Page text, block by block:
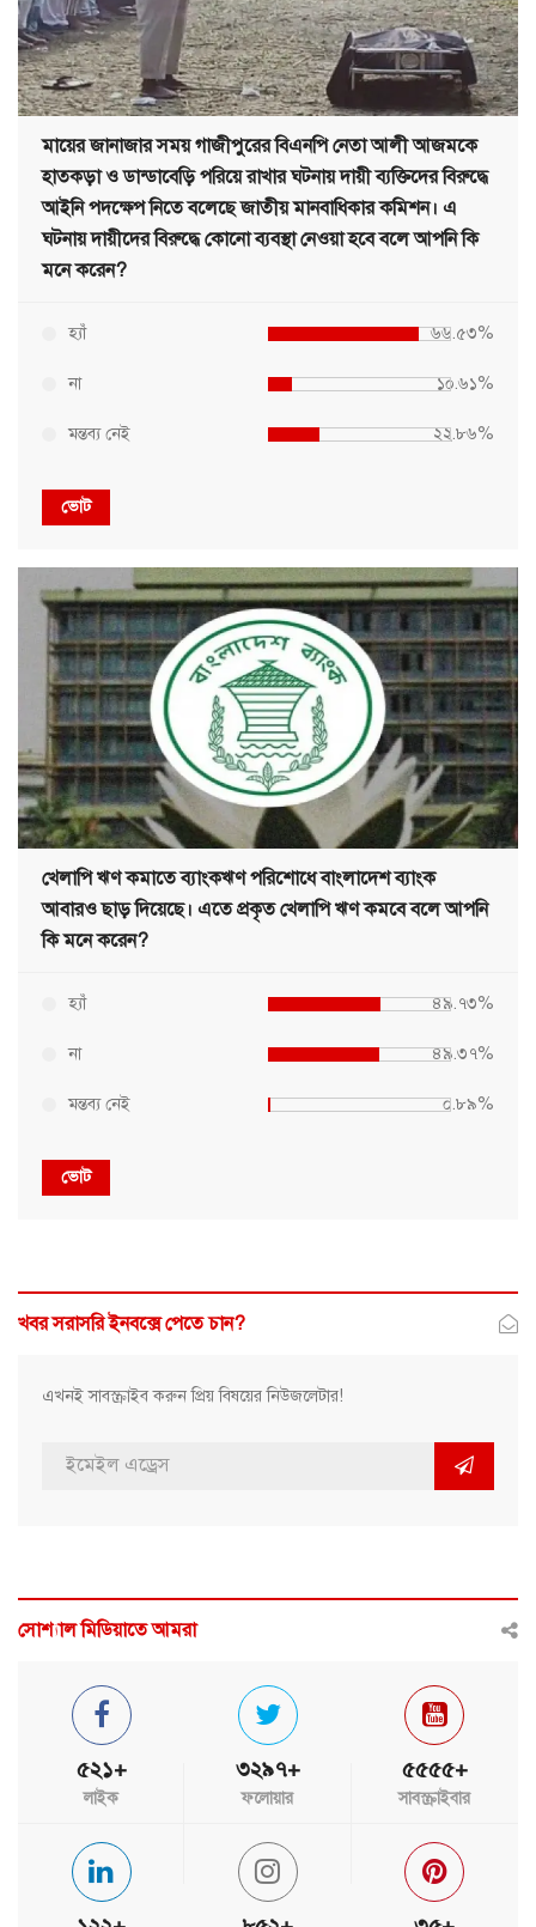
মায়ের জানাজার সময় গাজীপুরের বিএনপি নেতা আলী আজমকে
হাতকড়া ও ডান্ডাবেড়ি পরিয়ে রাখার ঘটনায় দায়ী ব্যক্তিদের বিরুদ্ধে
আইনি পদক্ষেপ নিতে বলেছে জাতীয় মানবাধিকার কমিশন। এ
ঘটনায় দায়ীদের বিরুদ্ধে কোনো ব্যবস্থা নেওয়া হবে বলে আপনি কি
মনে করেন?
হ্যাঁ ৬৬.৫৩%
না ১০.৬১%
মন্তব্য নেই ২২.৮৬%
ভোট
খেলাপি ঋণ কমাতে ব্যাংকঋণ পরিশোধে বাংলাদেশ ব্যাংক
আবারও ছাড় দিয়েছে। এতে প্রকৃত খেলাপি ঋণ কমবে বলে আপনি
কি মনে করেন?
হ্যাঁ ৪৯.৭৩%
না ৪৯.৩৭%
মন্তব্য নেই ০.৮৯%
ভোট
খবর সরাসরি ইনবক্সে পেতে চান?
এখনই সাবস্ক্রাইব করুন প্রিয় বিষয়ের নিউজলেটার!
সোশ্যাল মিডিয়াতে আমরা
৫২১+
লাইক
৩২৯৭+
ফলোয়ার
৫৫৫৫+
সাবস্ক্রাইবার